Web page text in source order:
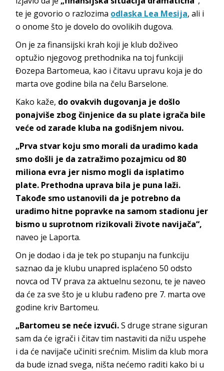
te je govorio o razlozima odlaska Lea Mesija, ali i
o onome što je dovelo do ovolikih dugova.
On je za finansijski krah koji je klub doživeo
optužio njegovog prethodnika na toj funkciji
Đozepa Bartomeua, kao i čitavu upravu koja je do
marta ove godine bila na čelu Barselone.
Kako kaže, do ovakvih dugovanja je došlo
ponajviše zbog činjenice da su plate igrača bile
veće od zarade kluba na godišnjem nivou.
„Prva stvar koju smo morali da uradimo kada
smo došli je da zatražimo pozajmicu od 80
miliona evra jer nismo mogli da isplatimo
plate. Prethodna uprava bila je puna laži.
Takođe smo ustanovili da je potrebno da
uradimo hitne popravke na samom stadionu jer
bismo u suprotnom rizikovali živote navijača“,
naveo je Laporta.
On je dodao i da je tek po stupanju na funkciju
saznao da je klubu unapred isplaćeno 50 odsto
novca od TV prava za aktuelnu sezonu, te je naveo
da će za sve što je u klubu rađeno pre 7. marta ove
godine kriv Bartomeu.
„Bartomeu se neće izvući.S druge strane siguran
sam da će igrači i čitav tim nastaviti da nižu uspehe
i da će navijače učiniti srećnim. Mislim da klub mora
da bude iznad svega, ništa nećemo raditi kako bi u